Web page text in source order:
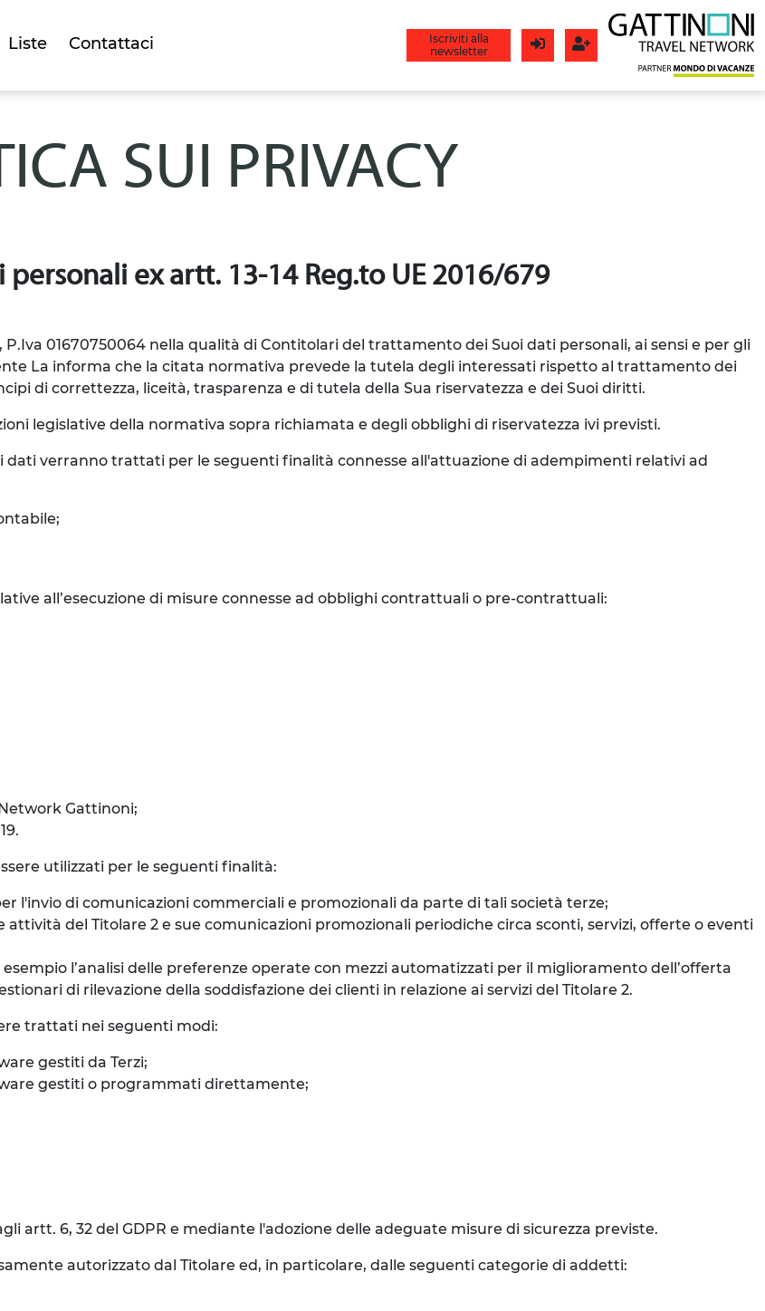
Liste Contattaci
Iscriviti alla
newsletter
Registrati
SUI PRIVACY
ex artt. 13-14 Reg.to UE 2016/679
P.Iva 01670750064 nella qualità di Contitolari del trattamento dei Suoi dati personali, ai sensi e per gli
La informa che la citata normativa prevede la tutela degli interessati rispetto al trattamento dei
di correttezza, liceità, trasparenza e di tutela della Sua riservatezza e dei Suoi diritti.
legislative della normativa sopra richiamata e degli obblighi di riservatezza ivi previsti.
verranno trattati per le seguenti finalità connesse all'attuazione di adempimenti relativi ad
all’esecuzione di misure connesse ad obblighi contrattuali o pre-contrattuali:
Gattinoni;
utilizzati per le seguenti finalità:
l'invio di comunicazioni commerciali e promozionali da parte di tali società terze;
del Titolare 2 e sue comunicazioni promozionali periodiche circa sconti, servizi, offerte o eventi
l’analisi delle preferenze operate con mezzi automatizzati per il miglioramento dell’offerta
di rilevazione della soddisfazione dei clienti in relazione ai servizi del Titolare 2.
trattati nei seguenti modi:
gestiti da Terzi;
gestiti o programmati direttamente;
artt. 6, 32 del GDPR e mediante l'adozione delle adeguate misure di sicurezza previste.
autorizzato dal Titolare ed, in particolare, dalle seguenti categorie di addetti: